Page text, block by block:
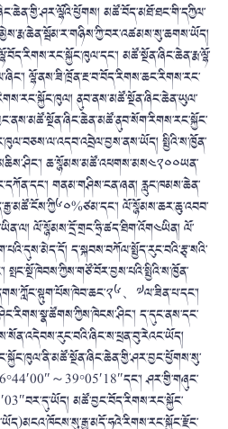
མཚོ་བོད་མཐོ་ཐང་གི་དཀྱིལ་
མཚོ་སྔོན་ཞིང་ཆེན་རྨ་ལྷོ་
ལྷོ་ནས་ཟི་ཁྲོན་རྔ་བ་བོད་རིགས་ཆང་རིགས་རང་
ནུབ་ནས་མཚོ་སྔོན་ཞིང་ཆེན་ཡུལ་
སྤྱིའི་ས་ཁྱོན་
ཆ་སྙོམས་མཚོ་འཕགས་མས༤༢༠༠ཡན་
གནམ་གཤིས་ངན་ཞན། རླུང་ཁམས་ཆེན་
ལོ་སྙོམས་ཆར་ཆུ་འབབ་
ལོ་སྙོམས་དྲོ་གྲང་ཧྲི་ཚད་ཐིག་འོག༤ཡིན། ལོ་
ད་སྐབས་བཀོལ་སྤྱོད་རུང་བའི་རྩྭ་སའི་
、༧ལ་ཟིན་པ་དང༌།
ད་དུང་ནས་དང་
～39°05′18″དང་། ཤར་གྱི་གཞུང་
མཚོ་བྱང་བོད་རིགས་རང་སྐྱོང་